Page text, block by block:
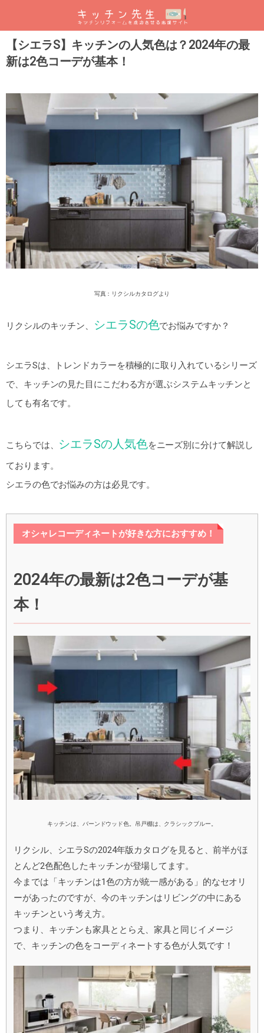
【シエラS】キッチンの人気色は？2024年の最
新は2色コーデが基本！
写真：リクシルカタログより
リクシルのキッチン、 シエラSの色でお悩みですか？
シエラSは、トレンドカラーを積極的に取り入れているシリーズ
で、キッチンの見た目にこだわる方が選ぶシステムキッチンと
しても有名です。
こちらでは、 シエラSの人気色をニーズ別に分けて解説し
ております。
シエラの色でお悩みの方は必見です。
オシャレコーディネートが好きな方におすすめ！
2024年の最新は2色コーデが基
本！
キッチンは、バーンドウッド色。吊戸棚は、クラシックブルー。
リクシル、シエラSの2024年版カタログを見ると、前半がほ
とんど2色配色したキッチンが登場してます。
今までは「キッチンは1色の方が統一感がある」的なセオリ
ーがあったのですが、今のキッチンはリビングの中にある
キッチンという考え方。
つまり、キッチンも家具ととらえ、家具と同じイメージ
で、キッチンの色をコーディネートする色が人気です！